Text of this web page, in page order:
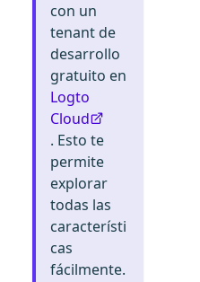
con un
tenant de
desarrollo
gratuito en
Logto
Cloud
. Esto te
permite
explorar
todas las
característi
cas
fácilmente.